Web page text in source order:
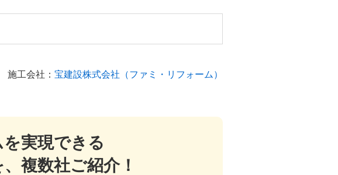
施工会社： 宝建設株式会社（ファミ・リフォーム）
実現できる
複数社ご紹介！